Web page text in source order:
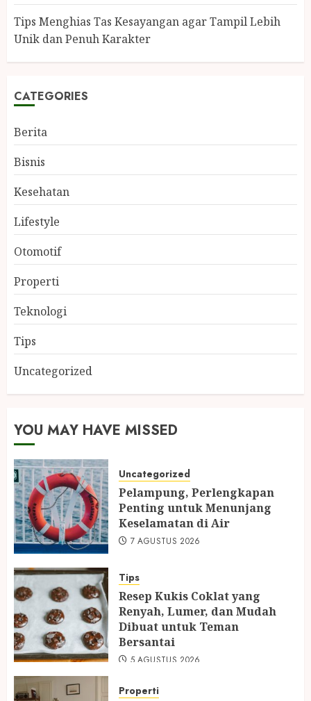
Tips Menghias Tas Kesayangan agar Tampil Lebih
Unik dan Penuh Karakter
CATEGORIES
Berita
Bisnis
Kesehatan
Lifestyle
Otomotif
Properti
Teknologi
Tips
Uncategorized
YOU MAY HAVE MISSED
Uncategorized
Pelampung, Perlengkapan
Penting untuk Menunjang
Keselamatan di Air
7 AGUSTUS 2026
Tips
Resep Kukis Coklat yang
Renyah, Lumer, dan Mudah
Dibuat untuk Teman
Bersantai
5 AGUSTUS 2026
Properti